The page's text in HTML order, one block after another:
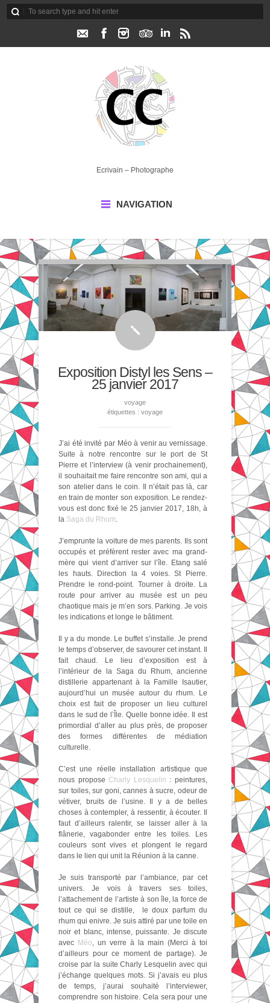
Ecrivain – Photographe
NAVIGATION
Exposition Distyl les Sens –
25 janvier 2017
voyage
étiquettes : voyage
J’ai été invité par Méo à venir au vernissage.
Suite à notre rencontre sur le port de St
Pierre et l’interview (à venir prochainement),
il souhaitait me faire rencontre son ami, qui a
son atelier dans le coin. Il n’était pas là, car
en train de monter son exposition. Le rendez-
vous est donc fixé le 25 janvier 2017, 18h, à
la Saga du Rhum.
J’emprunte la voiture de mes parents. Ils sont
occupés et préfèrent rester avec ma grand-
mère qui vient d’arriver sur l’île. Etang salé
les hauts. Direction la 4 voies. St Pierre.
Prendre le rond-point. Tourner à droite. La
route pour arriver au musée est un peu
chaotique mais je m’en sors. Parking. Je vois
les indications et longe le bâtiment.
Il y a du monde. Le buffet s’installe. Je prend
le temps d’observer, de savourer cet instant. Il
fait chaud. Le lieu d’exposition est à
l’intérieur de la Saga du Rhum, ancienne
distillerie appartenant à la Famille Isautier,
aujourd’hui un musée autour du rhum. Le
choix est fait de proposer un lieu culturel
dans le sud de l’Île. Quelle bonne idée. Il est
primordial d’aller au plus près, de proposer
des formes différentes de médiation
culturelle.
C’est une réelle installation artistique que
nous propose Charly Lesquelin : peintures,
sur toiles, sur goni, cannes à sucre, odeur de
vétiver, bruits de l’usine. Il y a de belles
choses à contempler, à ressentir, à écouter. Il
faut d’ailleurs ralentir, se laisser aller à la
flânerie, vagabonder entre les toiles. Les
couleurs sont vives et plongent le regard
dans le lien qui unit la Réunion à la canne.
Je suis transporté par l’ambiance, par cet
univers. Je vois à travers ses toiles,
l’attachement de l’artiste à son île, la force de
tout ce qui se distille, le doux parfum du
rhum qui enivre. Je suis attiré par une toile en
noir et blanc, intense, puissante. Je discute
avec Méo, un verre à la main (Merci à toi
d’ailleurs pour ce moment de partage). Je
croise par la suite Charly Lesquelin avec qui
j’échange quelques mots. Si j’avais eu plus
de temps, j’aurai souhaité l’interviewer,
comprendre son histoire. Cela sera pour une